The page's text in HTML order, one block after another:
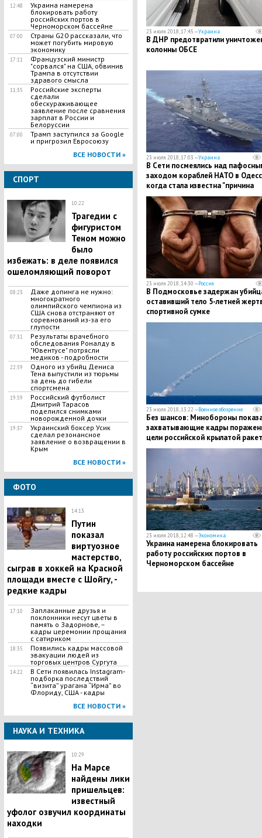
12:48
Украина намерена
блокировать работу
российских портов в
Черноморском бассейне
07:00
Страны G20 рассказали, что
может погубить мировую
экономику
17:11
Французский министр
"сорвался" на США, обвинив
Трампа в отсутствии
здравого смысла
11:35
Российские эксперты
сделали
обескураживающее
заявление после сравнения
зарплат в России и
Белоруссии
07:00
Трамп заступился за Google
и пригрозил Евросоюзу
ВСЕ НОВОСТИ »
СПОРТ
10:22
Трагедии с
фигуристом
Теном можно
было
избежать: в деле появился
ошеломляющий поворот
08:23
Даже допинга не нужно:
многократного
олимпийского чемпиона из
США снова отстраняют от
соревнований из-за его
глупости
07:31
​Результаты врачебного
обследования Роналду в
"Ювентусе" потрясли
медиков - подробности
22:59
Одного из убийц Дениса
Тена выпустили из тюрьмы
за день до гибели
спортсмена
19:59
Российский футболист
Дмитрий Тарасов
поделился снимками
новорожденной дочки
19:37
Украинский боксер Усик
сделал резонансное
заявление о возвращении в
Крым
ВСЕ НОВОСТИ »
ФОТО
14:13
Путин
показал
виртуозное
мастерство,
сыграв в хоккей на Красной
площади вместе с Шойгу, -
редкие кадры
17:10
Заплаканные друзья и
поклонники несут цветы в
память о Задорнове, –
кадры церемонии прощания
с сатириком
18:35
Появились кадры массовой
эвакуации людей из
торговых центров Сургута
14:22
В Сети появилась Іnstagram-
подборка последствий
“визита” урагана “Ирма” во
Флориду, США - кадры
ВСЕ НОВОСТИ »
НАУКА И ТЕХНИКА
10:29
На Марсе
найдены лики
пришельцев:
известный
уфолог озвучил координаты
находки
23 июля 2018, 17:45 —Украина
В ДНР предотвратили
колонны ОБСЕ
23 июля 2018, 17:03 —Украина
В Сети посмеялись над
заходом кораблей НАТО в
когда стала известна "причина
визита"
23 июля 2018, 14:30 —Россия
В Подмосковье задержан
оставивший тело 5-летней
спортивной сумке
23 июля 2018, 13:22 —Военное обозрение
Без шансов: Минобороны
захватывающие кадры
цели российской крылатой
с атомной подлодки “Томск”
23 июля 2018, 12:48 —Экономика
Украина намерена блокировать
работу российских портов в
Черноморском бассейне